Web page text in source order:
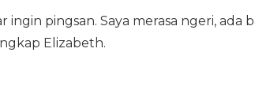
ingin pingsan. Saya merasa ngeri,
Elizabeth.